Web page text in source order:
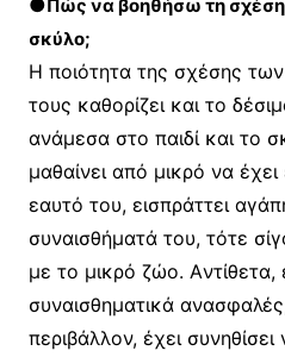
Πώς να βοηθήσω τη σχέση
σκύλο;
H ποιότητα της σχέσης
τους καθορίζει και το
ανάμεσα στο παιδί και το
μαθαίνει από μικρό να
εαυτό του, εισπράττει
συναισθήματά του, τότε
με το μικρό ζώο. Aντίθετα,
συναισθηματικά
περιβάλλον, έχει